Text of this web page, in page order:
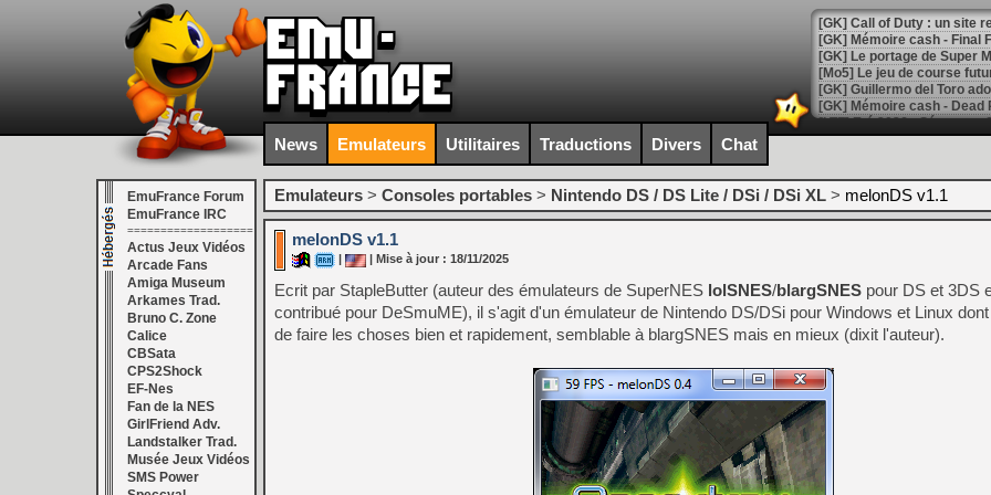
[GK] Le portage de Super
[Mo5] Le jeu de course
[GK] Guillermo del Toro
[LTF] Eté 2026 - Séquence
[GK] Mistfall Hunter :
[GK] Wo Long 2 évolue
[GK] Crossfire : un TPS à
[LS] [PS5] Premiers
[Mo5] DOOM arrive en
[GK] Bethesda fête les 30
[GK] Roblox : l'action en
[GK] Agenda - GeForce
[GK] Devolver Digital en a
[LS] [PS5] ps5-y2jb-
News Emulateurs Utilitaires Traductions Divers Chat
EmuFrance Forum
EmuFrance IRC
===================
Actus Jeux Vidéos
Arcade Fans
Amiga Museum
Arkames Trad.
Bruno C. Zone
Calice
CBSata
CPS2Shock
EF-Nes
Fan de la NES
GirlFriend Adv.
Landstalker Trad.
Musée Jeux Vidéos
SMS Power
Emulateurs > Consoles portables > Nintendo DS / DS Lite / DSi / DSi XL > melonDS v1.1
melonDS v1.1
| Mise à jour : 18/11/2025
Ecrit par StapleButter (auteur des émulateurs de SuperNES lolSNES/blargSNES pour DS et 3DS
contribué pour DeSmuME), il s'agit d'un émulateur de Nintendo DS/DSi pour Windows et Linux
de faire les choses bien et rapidement, semblable à blargSNES mais en mieux (dixit l'auteur).